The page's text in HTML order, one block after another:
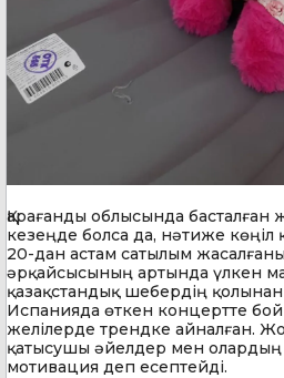
Қарағанды облысында басталған
кезеңде болса да, нәтиже көңіл
20-дан астам сатылым
әрқайсысының артында үлкен
қазақстандық шебердің
Испанияда өткен концертте бой
желілерде трендке айналған.
қатысушы әйелдер мен олардың
мотивация деп есептейді.